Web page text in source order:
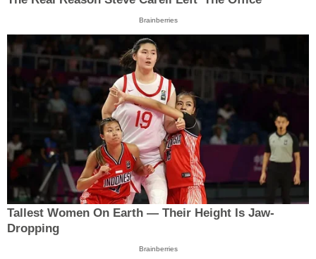
Brainberries
Tallest Women On Earth — Their Height Is Jaw-
Dropping
Brainberries